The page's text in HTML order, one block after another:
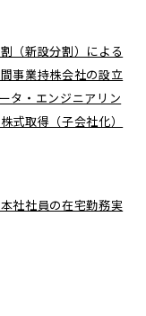
（新設分割）による
事業持株会社の設立
タ・エンジニアリン
式取得（子会社化）
社社員の在宅勤務実